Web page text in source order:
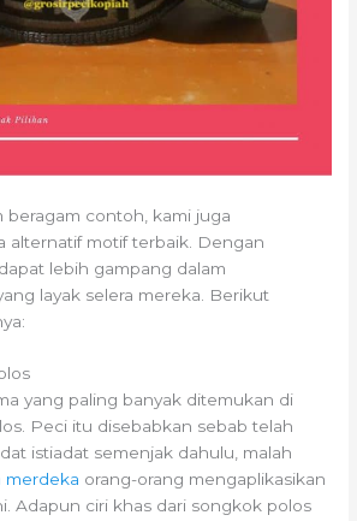
beragam contoh, kami juga
alternatif motif terbaik. Dengan
lebih gampang dalam
layak selera mereka. Berikut
yang paling banyak ditemukan di
Peci itu disebabkan sebab telah
istiadat semenjak dahulu, malah
merdeka orang-orang mengaplikasikan
Adapun ciri khas dari songkok polos